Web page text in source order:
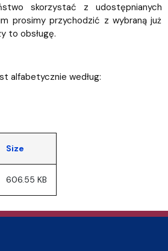
skorzystać z udostępnianych
prosimy przychodzić z wybraną już
to obsługę.
alfabetycznie według:
Size
606.55 KB